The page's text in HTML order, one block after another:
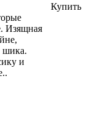
Изящная
шика.
и
Купить